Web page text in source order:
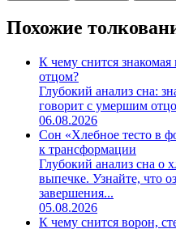
Похожие
К чему снится
отцом?
Глубокий анализ сна:
говорит с умершим
06.08.2026
Сон «Хлебное тесто в
к трансформации
Глубокий анализ сна о
выпечке. Узнайте, что
завершения...
05.08.2026
К чему снится ворон,